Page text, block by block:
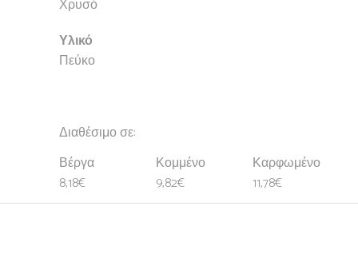
Χρυσό
Υλικό
Πεύκο
Διαθέσιμο σε:
Βέργα
8,18€
Κομμένο
9,82€
Καρφωμένο
11,78€